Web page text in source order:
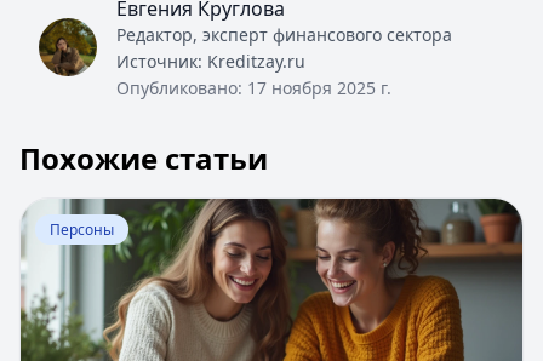
Евгения Круглова
Редактор, эксперт финансового сектора
Источник: Kreditzay.ru
Опубликовано: 17 ноября 2025 г.
Похожие статьи
Перейти к статье:Как оформить кредит под
Персоны